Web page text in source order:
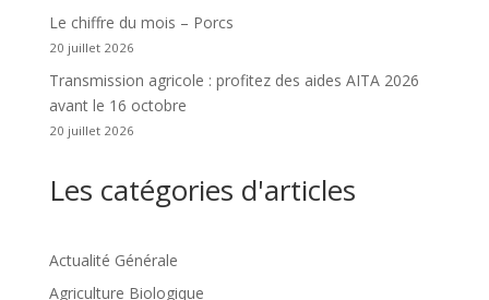
Le chiffre du mois – Porcs
20 juillet 2026
Transmission agricole : profitez des aides AITA 2026
avant le 16 octobre
20 juillet 2026
Les catégories d'articles
Actualité Générale
Agriculture Biologique